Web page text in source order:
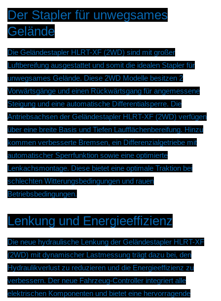
Der Stapler für unwegsames
Gelände
Die Geländestapler HLRT-XF (2WD) sind mit großer
Luftbereifung ausgestattet und somit die idealen Stapler für
unwegsames Gelände. Diese 2WD Modelle besitzen 2
Vorwärtsgänge und einen Rückwärtsgang für angemessene
Steigung und eine automatische Differentialsperre. Die
Antriebsachsen der Geländestapler HLRT-XF (2WD) verfügen
über eine breite Basis und Tiefen Laufflächenbereifung. Hinzu
kommen verbesserte Bremsen, ein Differenzialgetriebe mit
automatischer Sperrfunktion sowie eine optimierte
Lenkachsmontage. Diese bietet eine optimale Traktion bei
schlechten Witterungsbedingungen und rauen
Betriebsbedingungen.
Lenkung und Energieeffizienz
Die neue hydraulische Lenkung der Geländestapler HLRT-XF
(2WD) mit dynamischer Lastmessung trägt dazu bei, den
Hydraulikverlust zu reduzieren und die Energieeffizienz zu
verbessern. Der neue Fahrzeug-Controller integriert alle
elektrischen Komponenten und bietet eine hervorragende